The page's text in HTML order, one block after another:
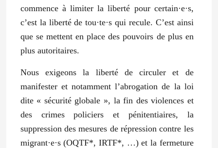
commence à limiter la liberté pour certain·e·s,
c’est la liberté de tou·te·s qui recule. C’est ainsi
que se mettent en place des pouvoirs de plus en
plus autoritaires.
Nous exigeons la liberté de circuler et de
manifester et notamment l’abrogation de la loi
dite « sécurité globale », la fin des violences et
des crimes policiers et pénitentiaires, la
suppression des mesures de répression contre les
migrant·e·s (OQTF*, IRTF*, …) et la fermeture